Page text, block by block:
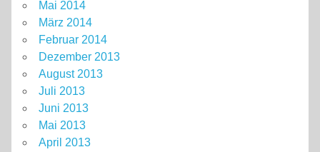
Mai 2014
März 2014
Februar 2014
Dezember 2013
August 2013
Juli 2013
Juni 2013
Mai 2013
April 2013